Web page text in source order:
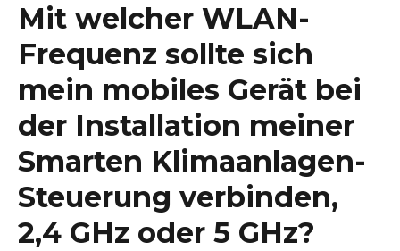
Mit welcher WLAN-
Frequenz sollte sich
mein mobiles Gerät bei
der Installation meiner
Smarten Klimaanlagen-
Steuerung verbinden,
2,4 GHz oder 5 GHz?